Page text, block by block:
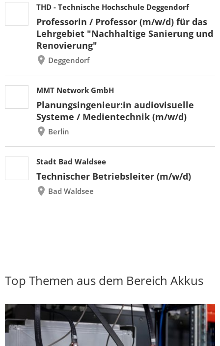
THD - Technische Hochschule Deggendorf
Professorin / Professor (m/w/d) für das
Lehrgebiet "Nachhaltige Sanierung und
Renovierung"
Deggendorf
MMT Network GmbH
Planungsingenieur:in audiovisuelle
Systeme / Medientechnik (m/w/d)
Berlin
Stadt Bad Waldsee
Technischer Betriebsleiter (m/w/d)
Bad Waldsee
Top Themen aus dem Bereich Akkus